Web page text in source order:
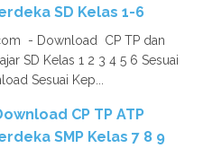
SD Kelas 1-6
- Download CP TP dan
SD Kelas 1 2 3 4 5 6 Sesuai
Sesuai Kep...
CP TP ATP
SMP Kelas 7 8 9